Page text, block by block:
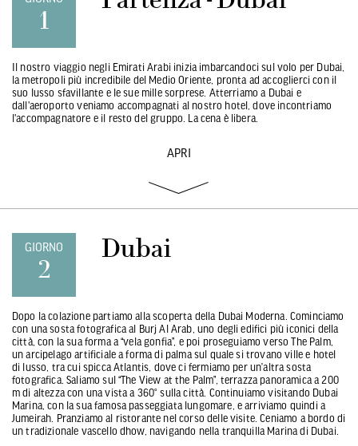
1
Il nostro viaggio negli Emirati Arabi inizia imbarcandoci sul volo per Dubai,
la metropoli più incredibile del Medio Oriente, pronta ad accoglierci con il
suo lusso sfavillante e le sue mille sorprese. Atterriamo a Dubai e
dall'aeroporto veniamo accompagnati al nostro hotel, dove incontriamo
l'accompagnatore e il resto del gruppo. La cena è libera.
APRI
GIORNO
2
Dubai
Dopo la colazione partiamo alla scoperta della Dubai Moderna. Cominciamo
con una sosta fotografica al Burj Al Arab, uno degli edifici più iconici della
città, con la sua forma a “vela gonfia”, e poi proseguiamo verso The Palm,
un arcipelago artificiale a forma di palma sul quale si trovano ville e hotel
di lusso, tra cui spicca Atlantis, dove ci fermiamo per un’altra sosta
fotografica. Saliamo sul “The View at the Palm”, terrazza panoramica a 200
m di altezza con una vista a 360° sulla città. Continuiamo visitando Dubai
Marina, con la sua famosa passeggiata lungomare, e arriviamo quindi a
Jumeirah. Pranziamo al ristorante nel corso delle visite. Ceniamo a bordo di
un tradizionale vascello dhow, navigando nella tranquilla Marina di Dubai.